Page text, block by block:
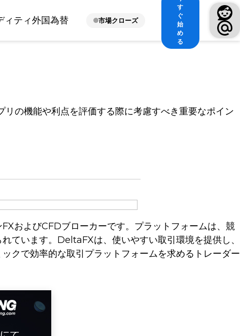
ィティ外国為替 市場クローズ
す
ぐ
始
め
る
の機能や利点を評価する際に考慮すべき重要なポイン
およびCFDブローカーです。プラットフォームは、競
ています。DeltaFXは、使いやすい取引環境を提供し、
クで効率的な取引プラットフォームを求めるトレーダー